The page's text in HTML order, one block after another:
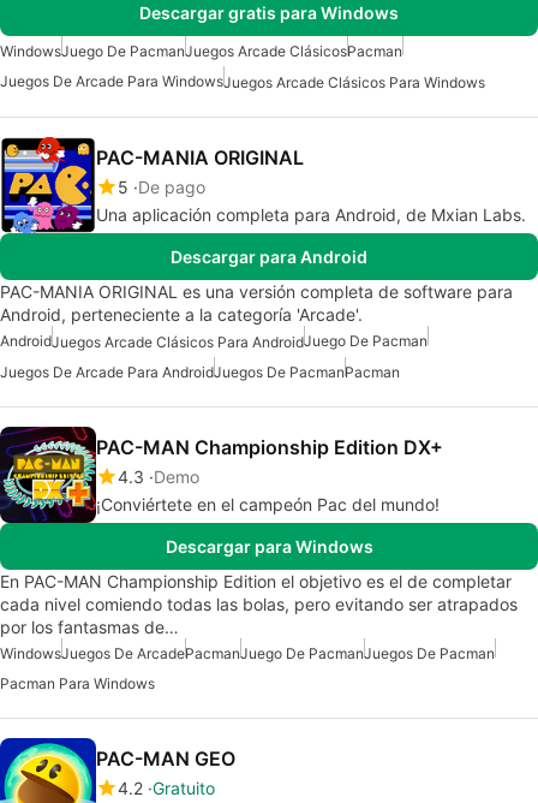
Descargar gratis para Windows
WindowsJuego De PacmanJuegos Arcade ClásicosPacman
Juegos De Arcade Para WindowsJuegos Arcade Clásicos Para Windows
PAC-MANIA ORIGINAL
5 De pago
Una aplicación completa para Android, de Mxian Labs.
Descargar para Android
PAC-MANIA ORIGINAL es una versión completa de software para
Android, perteneciente a la categoría 'Arcade'.
AndroidJuegos Arcade Clásicos Para AndroidJuego De Pacman
Juegos De Arcade Para AndroidJuegos De PacmanPacman
PAC-MAN Championship Edition DX+
4.3 Demo
¡Conviértete en el campeón Pac del mundo!
Descargar para Windows
En PAC-MAN Championship Edition el objetivo es el de completar
cada nivel comiendo todas las bolas, pero evitando ser atrapados
por los fantasmas de…
WindowsJuegos De ArcadePacmanJuego De PacmanJuegos De Pacman
Pacman Para Windows
PAC-MAN GEO
4.2 Gratuito